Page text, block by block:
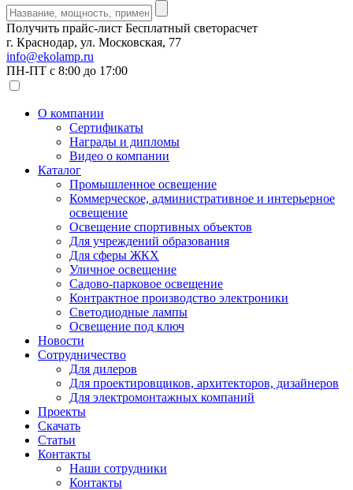
Получить прайс-лист Бесплатный светорасчет
г. Краснодар, ул. Московская, 77
info@ekolamp.ru
ПН-ПТ с 8:00 до 17:00
О компании
Сертификаты
Награды и дипломы
Видео о компании
Каталог
Промышленное освещение
Коммерческое, административное и интерьерное
освещение
Освещение спортивных объектов
Для учреждений образования
Для сферы ЖКХ
Уличное освещение
Садово-парковое освещение
Контрактное производство электроники
Светодиодные лампы
Освещение под ключ
Новости
Сотрудничество
Для дилеров
Для проектировщиков, архитекторов, дизайнеров
Для электромонтажных компаний
Проекты
Скачать
Статьи
Контакты
Наши сотрудники
Контакты